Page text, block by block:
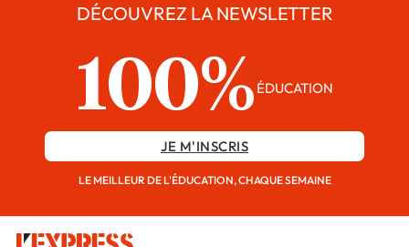
DÉCOUVREZ LA NEWSLETTER
100% ÉDUCATION
JE M'INSCRIS
LE MEILLEUR DE L'ÉDUCATION, CHAQUE SEMAINE